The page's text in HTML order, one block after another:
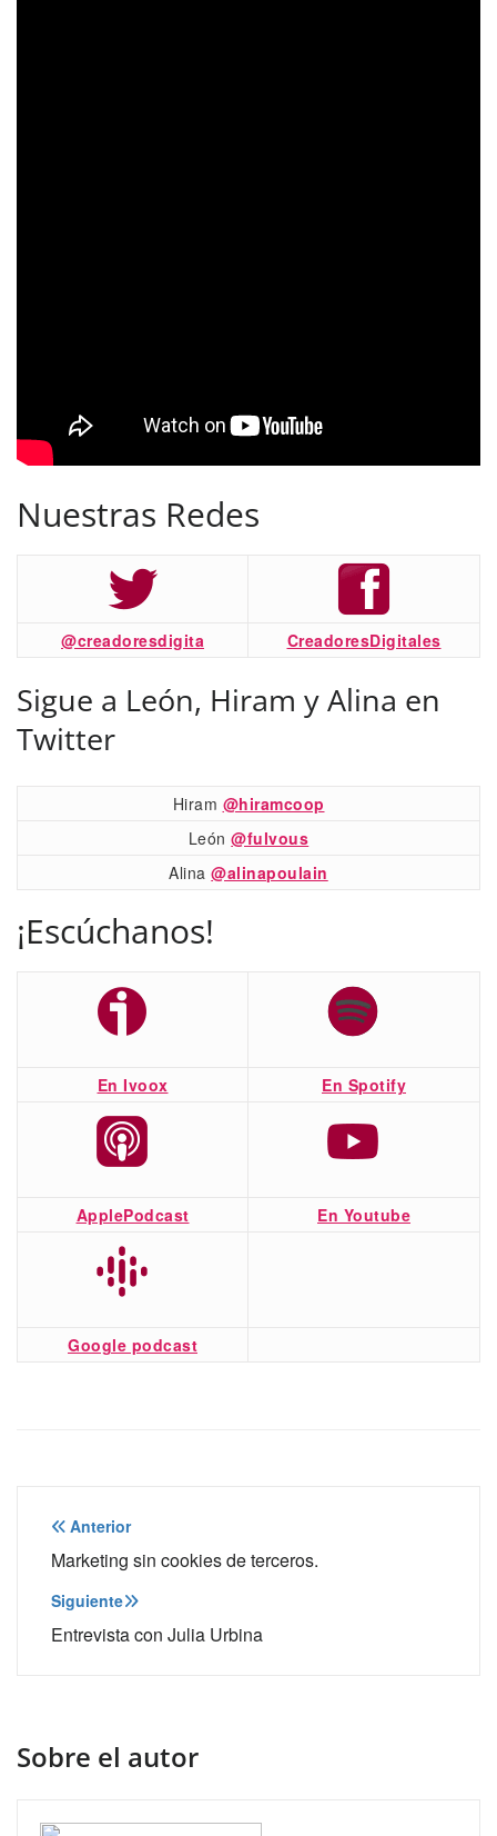
Nuestras Redes
@creadoresdigita CreadoresDigitales
Sigue a León, Hiram y Alina en
Twitter
Hiram @hiramcoop
León@fulvous
Alina@alinapoulain
¡Escúchanos!
En Ivoox En Spotify
ApplePodcast En Youtube
Google podcast
Navegación
de
entradas
Anterior
Marketing sin cookies de terceros.
Siguiente
Entrevista con Julia Urbina
Sobre el autor